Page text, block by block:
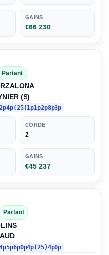
GAINS
€66 230
Partant
(S)
CORDE
2
GAINS
€45 237
Partant